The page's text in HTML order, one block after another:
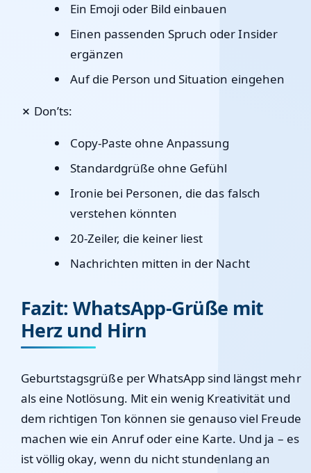
Ein Emoji oder Bild einbauen
Einen passenden Spruch oder Insider
ergänzen
Auf die Person und Situation eingehen
✗ Don’ts:
Copy-Paste ohne Anpassung
Standardgrüße ohne Gefühl
Ironie bei Personen, die das falsch
verstehen könnten
20-Zeiler, die keiner liest
Nachrichten mitten in der Nacht
Fazit: WhatsApp-Grüße mit
Herz und Hirn
Geburtstagsgrüße per WhatsApp sind längst mehr
als eine Notlösung. Mit ein wenig Kreativität und
dem richtigen Ton können sie genauso viel Freude
machen wie ein Anruf oder eine Karte. Und ja – es
ist völlig okay, wenn du nicht stundenlang an